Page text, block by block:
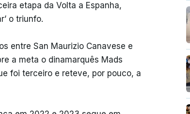
etapa da Volta a Espanha,
o triunfo.
entre San Maurizio Canavese e
a meta o dinamarquês Mads
foi terceiro e reteve, por pouco, a